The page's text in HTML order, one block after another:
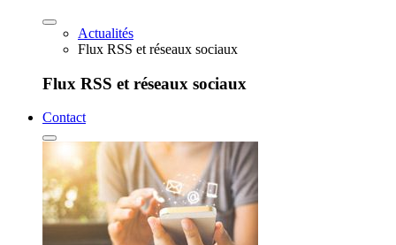
Actualités
Flux RSS et réseaux sociaux
Flux RSS et réseaux sociaux
Contact